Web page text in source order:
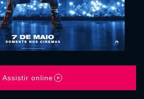
Assistir online